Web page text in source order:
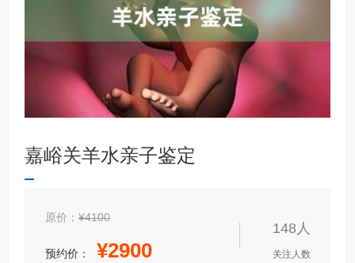
嘉峪关羊水亲子鉴定
原价： ¥4100
预约价： ¥2900
148人
关注人数